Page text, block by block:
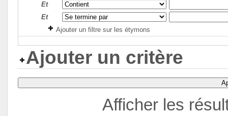
Et
Et
Ajouter un filtre sur les étymons
Ajouter un critère
Afficher les